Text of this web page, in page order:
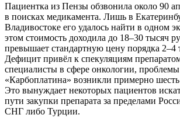
Пациентка из Пензы обзвонила около 90
в поисках медикамента. Лишь в
Владивостоке его удалось найти в одном
этом стоимость доходила до 18–30 тысяч
превышает стандартную цену порядка 2–4
Дефицит привёл к спекуляциям
специалисты в сфере онкологии,
«Карбоплатина» возникли примерно шесть
Это вынуждает некоторых пациентов
пути закупки препарата за пределами
СНГ либо Турции.